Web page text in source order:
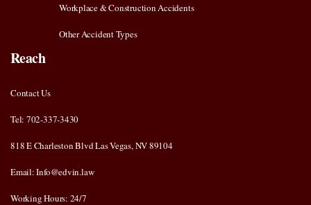
Workplace & Construction Accidents
Other Accident Types
Reach
Contact Us
Tel: 702-337-3430
818 E Charleston Blvd Las Vegas, NV 89104
Email: Info@edvin.law
Working Hours: 24/7